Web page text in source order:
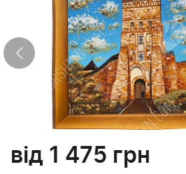
від 1 475 грн